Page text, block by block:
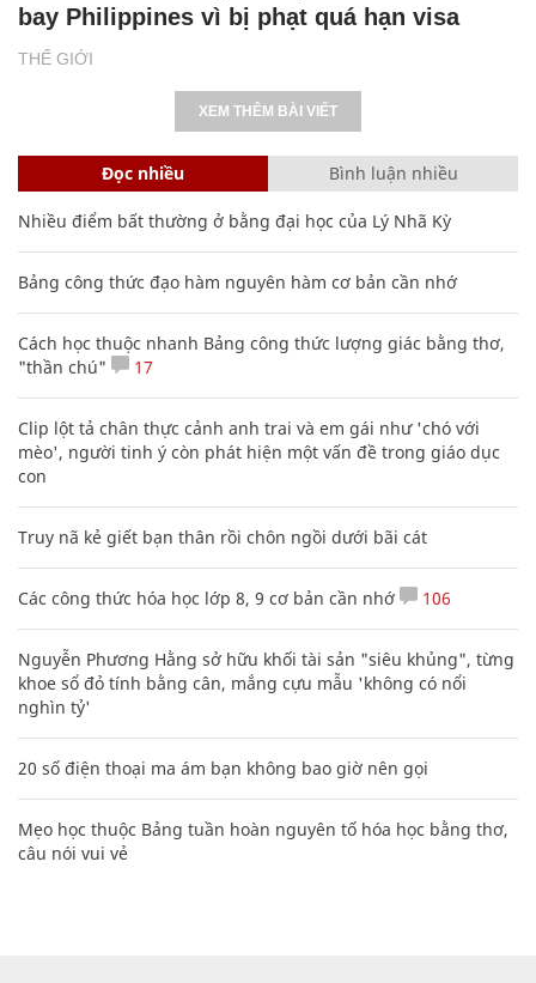
THẾ GIỚI
bay Philippines vì bị phạt quá hạn visa
XEM THÊM BÀI VIẾT
Đọc nhiều Bình luận nhiều
Nhiều điểm bất thường ở bằng đại học của Lý Nhã Kỳ
Bảng công thức đạo hàm nguyên hàm cơ bản cần nhớ
Cách học thuộc nhanh Bảng công thức lượng giác bằng thơ,
"thần chú"
17
Clip lột tả chân thực cảnh anh trai và em gái như 'chó với
mèo', người tinh ý còn phát hiện một vấn đề trong giáo dục
con
Truy nã kẻ giết bạn thân rồi chôn ngồi dưới bãi cát
Các công thức hóa học lớp 8, 9 cơ bản cần nhớ 106
Nguyễn Phương Hằng sở hữu khối tài sản "siêu khủng", từng
khoe sổ đỏ tính bằng cân, mắng cựu mẫu 'không có nổi
nghìn tỷ'
20 số điện thoại ma ám bạn không bao giờ nên gọi
Mẹo học thuộc Bảng tuần hoàn nguyên tố hóa học bằng thơ,
câu nói vui vẻ